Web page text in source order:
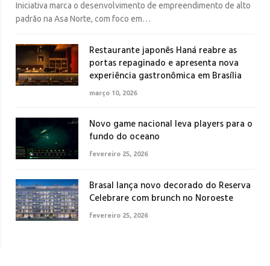
Iniciativa marca o desenvolvimento de empreendimento de alto
padrão na Asa Norte, com foco em…
Restaurante japonês Haná reabre as
portas repaginado e apresenta nova
experiência gastronômica em Brasília
março 10, 2026
Novo game nacional leva players para o
fundo do oceano
fevereiro 25, 2026
Brasal lança novo decorado do Reserva
Celebrare com brunch no Noroeste
fevereiro 25, 2026